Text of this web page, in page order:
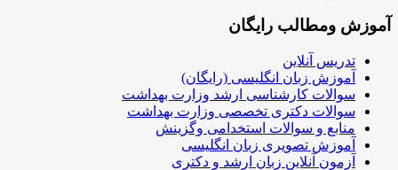
آموزش ومطالب رایگان
تدریس آنلاین
آموزش زبان انگلیسی (رایگان)
سوالات کارشناسی ارشد وزارت بهداشت
سوالات دکتری تخصصی وزارت بهداشت
منابع و سوالات استخدامی وگزینش
آموزش تصویری زبان انگلیسی
آزمون آنلاین زبان ارشد و دکتری